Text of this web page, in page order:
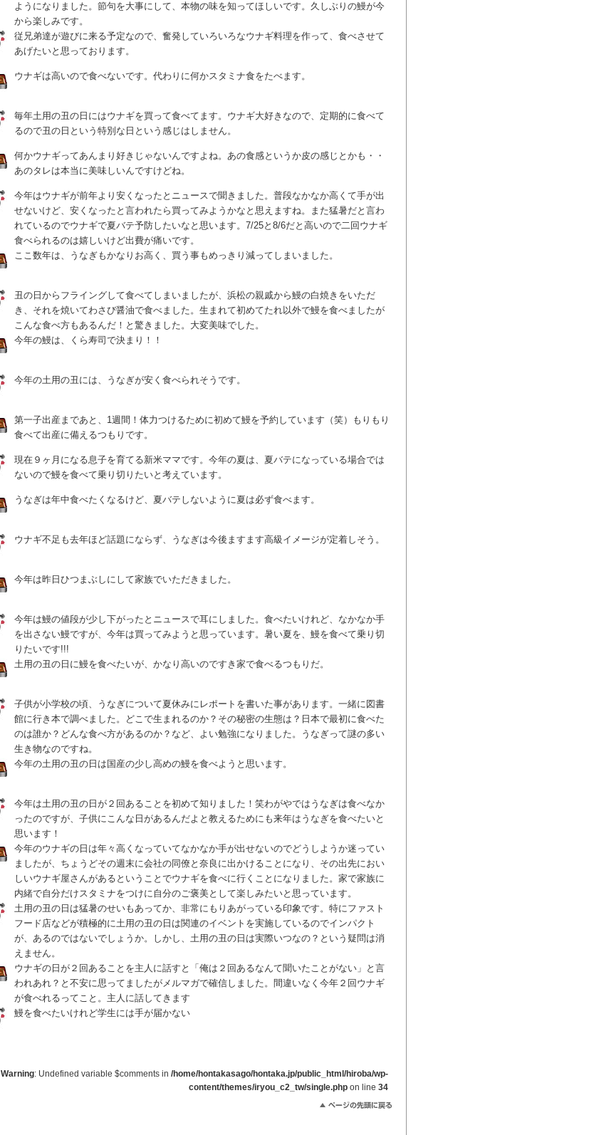
ようになりました。節句を大事にして、本物の味を知ってほしいです。久しぶりの鰻が今
から楽しみです。
従兄弟達が遊びに来る予定なので、奮発していろいろなウナギ料理を作って、食べさせて
あげたいと思っております。
ウナギは高いので食べないです。代わりに何かスタミナ食をたべます。
毎年土用の丑の日にはウナギを買って食べてます。ウナギ大好きなので、定期的に食べて
るので丑の日という特別な日という感じはしません。
何かウナギってあんまり好きじゃないんですよね。あの食感というか皮の感じとかも・・
あのタレは本当に美味しいんですけどね。
今年はウナギが前年より安くなったとニュースで聞きました。普段なかなか高くて手が出
せないけど、安くなったと言われたら買ってみようかなと思えますね。また猛暑だと言わ
れているのでウナギで夏バテ予防したいなと思います。7/25と8/6だと高いので二回ウナギ
食べられるのは嬉しいけど出費が痛いです。
ここ数年は、うなぎもかなりお高く、買う事もめっきり減ってしまいました。
丑の日からフライングして食べてしまいましたが、浜松の親戚から鰻の白焼きをいただ
き、それを焼いてわさび醤油で食べました。生まれて初めてたれ以外で鰻を食べましたが
こんな食べ方もあるんだ！と驚きました。大変美味でした。
今年の鰻は、くら寿司で決まり！！
今年の土用の丑には、うなぎが安く食べられそうです。
第一子出産まであと、1週間！体力つけるために初めて鰻を予約しています（笑）もりもり
食べて出産に備えるつもりです。
現在９ヶ月になる息子を育てる新米ママです。今年の夏は、夏バテになっている場合では
ないので鰻を食べて乗り切りたいと考えています。
うなぎは年中食べたくなるけど、夏バテしないように夏は必ず食べます。
ウナギ不足も去年ほど話題にならず、うなぎは今後ますます高級イメージが定着しそう。
今年は昨日ひつまぶしにして家族でいただきました。
今年は鰻の値段が少し下がったとニュースで耳にしました。食べたいけれど、なかなか手
を出さない鰻ですが、今年は買ってみようと思っています。暑い夏を、鰻を食べて乗り切
りたいです!!!
土用の丑の日に鰻を食べたいが、かなり高いのですき家で食べるつもりだ。
子供が小学校の頃、うなぎについて夏休みにレポートを書いた事があります。一緒に図書
館に行き本で調べました。どこで生まれるのか？その秘密の生態は？日本で最初に食べた
のは誰か？どんな食べ方があるのか？など、よい勉強になりました。うなぎって謎の多い
生き物なのですね。
今年の土用の丑の日は国産の少し高めの鰻を食べようと思います。
今年は土用の丑の日が２回あることを初めて知りました！笑わがやではうなぎは食べなか
ったのですが、子供にこんな日があるんだよと教えるためにも来年はうなぎを食べたいと
思います！
今年のウナギの日は年々高くなっていてなかなか手が出せないのでどうしようか迷ってい
ましたが、ちょうどその週末に会社の同僚と奈良に出かけることになり、その出先におい
しいウナギ屋さんがあるということでウナギを食べに行くことになりました。家で家族に
内緒で自分だけスタミナをつけに自分のご褒美として楽しみたいと思っています。
土用の丑の日は猛暑のせいもあってか、非常にもりあがっている印象です。特にファスト
フード店などが積極的に土用の丑の日は関連のイベントを実施しているのでインパクト
が、あるのではないでしょうか。しかし、土用の丑の日は実際いつなの？という疑問は消
えません。
ウナギの日が２回あることを主人に話すと「俺は２回あるなんて聞いたことがない」と言
われあれ？と不安に思ってましたがメルマガで確信しました。間違いなく今年２回ウナギ
が食べれるってこと。主人に話してきます
鰻を食べたいけれど学生には手が届かない
Warning: Undefined variable $comments in /home/hontakasago/hontaka.jp/public_html/hiroba/wp-
content/themes/iryou_c2_tw/single.php on line 34